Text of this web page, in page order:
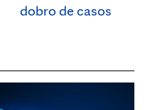
dobro de casos